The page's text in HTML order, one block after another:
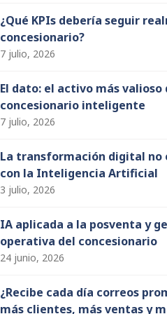
¿Qué KPIs debería seguir
concesionario?
7 julio, 2026
El dato: el activo más valioso
concesionario inteligente
7 julio, 2026
La transformación digital no
con la Inteligencia Artificial
3 julio, 2026
IA aplicada a la posventa y
operativa del concesionario
24 junio, 2026
¿Recibe cada día correos
más clientes, más ventas y